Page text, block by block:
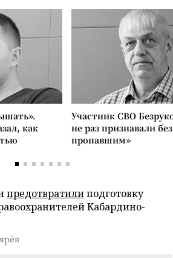
как
Участник СВО
не раз признавали
пропавшим»
предотвратилиподготовку
Кабардино-